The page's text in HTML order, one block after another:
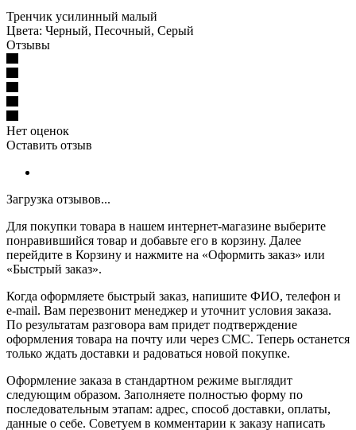
Тренчик усилинный малый
Цвета: Черный, Песочный, Серый
Отзывы
Нет оценок
Оставить отзыв
Загрузка отзывов...
Для покупки товара в нашем интернет-магазине выберите
понравившийся товар и добавьте его в корзину. Далее
перейдите в Корзину и нажмите на «Оформить заказ» или
«Быстрый заказ».
Когда оформляете быстрый заказ, напишите ФИО, телефон и
e-mail. Вам перезвонит менеджер и уточнит условия заказа.
По результатам разговора вам придет подтверждение
оформления товара на почту или через СМС. Теперь останется
только ждать доставки и радоваться новой покупке.
Оформление заказа в стандартном режиме выглядит
следующим образом. Заполняете полностью форму по
последовательным этапам: адрес, способ доставки, оплаты,
данные о себе. Советуем в комментарии к заказу написать